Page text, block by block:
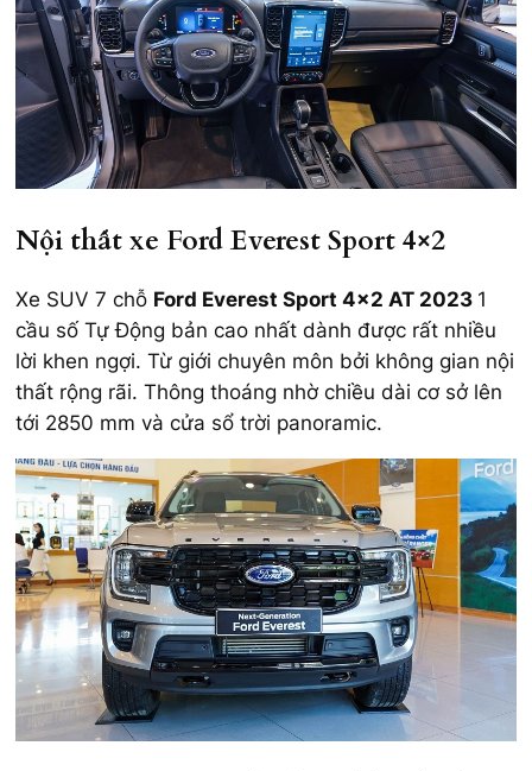
Nội thất xe Ford Everest Sport 4×2
Xe SUV 7 chỗ Ford Everest Sport 4×2 AT 2023 1
cầu số Tự Động bản cao nhất dành được rất nhiều
lời khen ngợi. Từ giới chuyên môn bởi không gian nội
thất rộng rãi. Thông thoáng nhờ chiều dài cơ sở lên
tới 2850 mm và cửa sổ trời panoramic.